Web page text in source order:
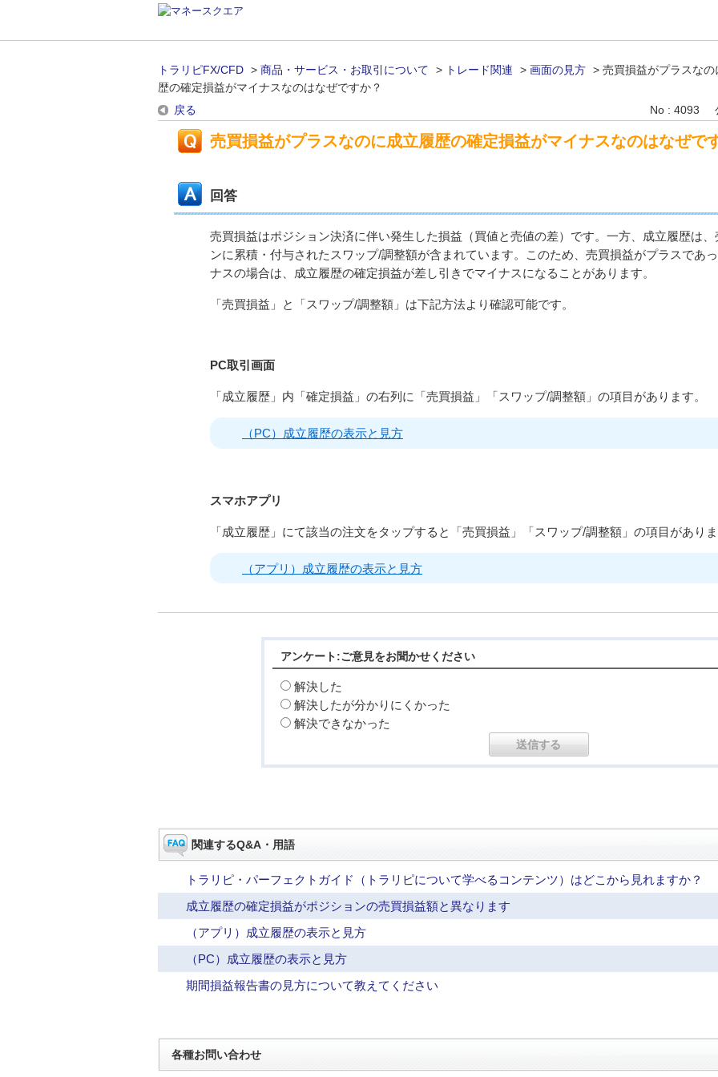
トラリピFX/CFD > 商品・サービス・お取引について > トレード関連 > 画面の見方 > 売買損益がプラスなの
歴の確定損益がマイナスなのはなぜですか？
戻る
No : 4093
売買損益がプラスなのに成立履歴の確定損益がマイナスなのはなぜで
回答
売買損益はポジション決済に伴い発生した損益（買値と売値の差）です。一方、成立履歴は
ンに累積・付与されたスワップ/調整額が含まれています。このため、売買損益がプラスであ
ナスの場合は、成立履歴の確定損益が差し引きでマイナスになることがあります。
「売買損益」と「スワップ/調整額」は下記方法より確認可能です。
PC取引画面
「成立履歴」内「確定損益」の右列に「売買損益」「スワップ/調整額」の項目があります。
（PC）成立履歴の表示と見方
スマホアプリ
「成立履歴」にて該当の注文をタップすると「売買損益」「スワップ/調整額」の項目があり
（アプリ）成立履歴の表示と見方
アンケート:ご意見をお聞かせください
解決した
解決したが分かりにくかった
解決できなかった
関連するQ&A・用語
トラリピ・パーフェクトガイド（トラリピについて学べるコンテンツ）はどこから見れますか？
成立履歴の確定損益がポジションの売買損益額と異なります
（アプリ）成立履歴の表示と見方
（PC）成立履歴の表示と見方
期間損益報告書の見方について教えてください
各種お問い合わせ